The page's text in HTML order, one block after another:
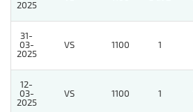
2025
31-
03-
2025
VS 1100 1
12-
03-
2025
VS 1100 1